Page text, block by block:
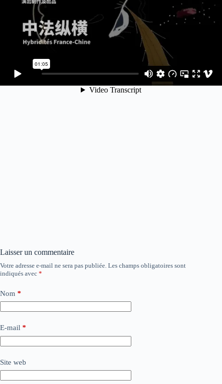
Laisser un commentaire
Votre adresse e-mail ne sera pas publiée. Les champs obligatoires sont
indiqués avec *
Nom *
E-mail *
Site web